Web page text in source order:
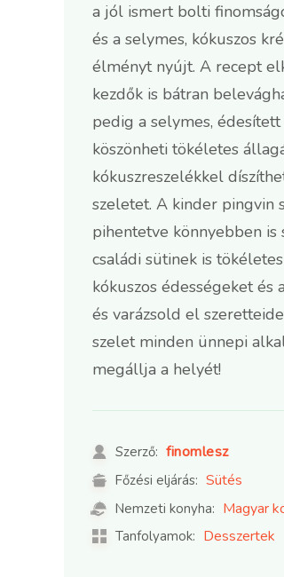
a jól ismert bolti
és a selymes, kókuszos
élményt nyújt. A recept
kezdők is bátran
pedig a selymes,
köszönheti tökéletes
kókuszreszelékkel
szeletet. A kinder pingvin
pihentetve könnyebben
családi sütinek is
kókuszos édességeket
és varázsold el
szelet minden ünnepi
megállja a helyét!
Szerző: finomlesz
Főzési eljárás: Sütés
Nemzeti konyha: Magyar
Tanfolyamok: Desszertek